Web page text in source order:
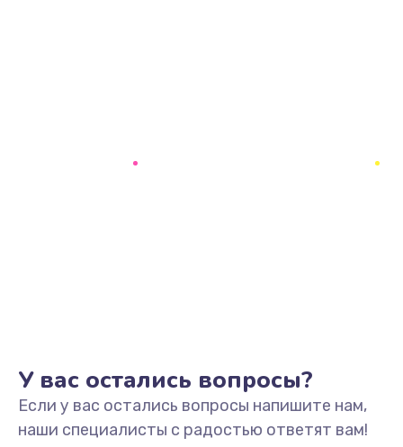
У вас остались вопросы?
Если у вас остались вопросы напишите нам,
наши специалисты с радостью ответят вам!